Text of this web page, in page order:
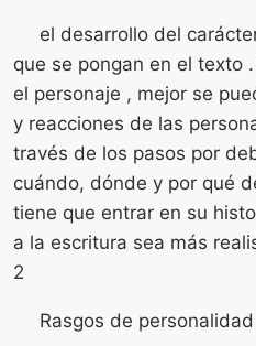
el desarrollo del
que se pongan en el texto
el personaje , mejor se
y reacciones de las
través de los pasos por
cuándo, dónde y por qué
tiene que entrar en su
a la escritura sea más
2
Rasgos de personalidad